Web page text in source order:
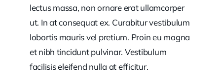
lectus massa, non ornare erat ullamcorper
ut. In at consequat ex. Curabitur vestibulum
lobortis mauris vel pretium. Proin eu magna
et nibh tincidunt pulvinar. Vestibulum
facilisis eleifend nulla at efficitur.